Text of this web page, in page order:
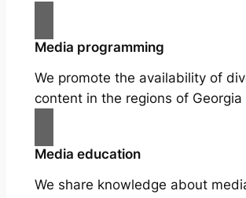
Media programming
We promote the availability of
content in the regions of Georgia
Media education
We share knowledge about